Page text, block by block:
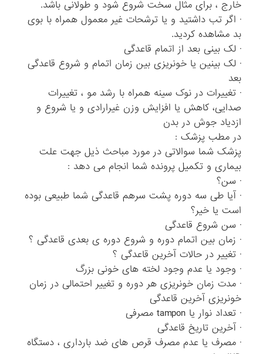
خارج ، برای مثال سخت شروع شود و طولانی باشد.
· اگر تب داشتید و یا ترشحات غیر معمول همراه با بوی
بد مشاهده کردید.
· لک بینی بعد از اتمام قاعدگی
· لک بینین یا خونریزی بین زمان اتمام و شروع قاعدگی
بعد
· تغییرات در نوک سینه همراه با رشد مو ، تغییرات
صدایی، کاهش یا افزایش وزن غیرارادی و یا شروع و
ازدیاد جوش در بدن
در مطب پزشک :
پزشک شما سوالاتی در مورد مباحث ذیل جهت علت
بیماری و تکمیل پرونده شما انجام می دهد :
· سن؟
· آیا طی سه دوره پشت سرهم قاعدگی شما طبیعی بوده
است یا خیر؟
· سن شروع قاعدگی
· زمان بین اتمام دوره و شروع دوره ی بعدی قاعدگی ؟
· تغییر در حالات آخرین قاعدگی ؟
· وجود یا عدم وجود لخته های خونی بزرگ
· مدت زمان خونریزی هر دوره و تغییر احتمالی در زمان
خونریزی آخرین قاعدگی
· تعداد نوار یا tampon مصرفی
· آخرین تاریخ قاعدگی
· مصرف یا عدم مصرف قرص های ضد بارداری ، دستگاه